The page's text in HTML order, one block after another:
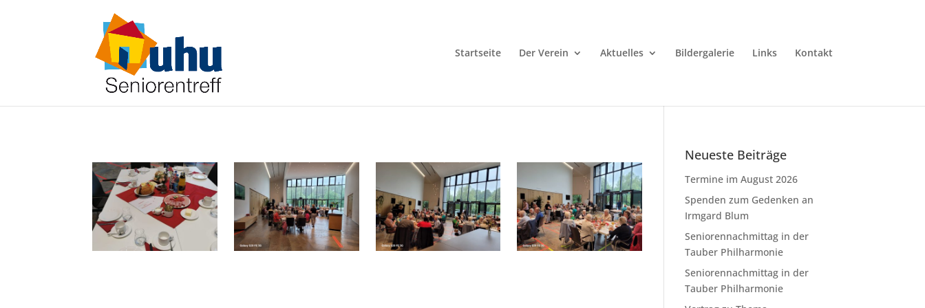
Startseite Der Verein Aktuelles Bildergalerie Links Kontakt
Neueste Beiträge
Termine im August 2026
Spenden zum Gedenken an
Irmgard Blum
Seniorennachmittag in der
Tauber Philharmonie
Seniorennachmittag in der
Tauber Philharmonie